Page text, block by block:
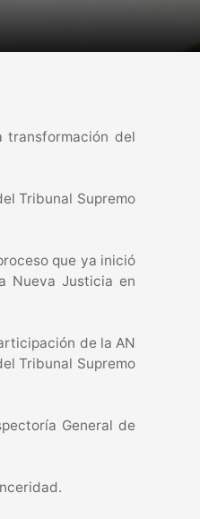
transformación del
Tribunal Supremo
que ya inició
Nueva Justicia en
de la AN
Tribunal Supremo
General de